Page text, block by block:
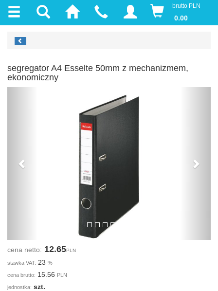
brutto PLN
0.00
segregator A4 Esselte 50mm z mechanizmem,
ekonomiczny
cena netto: 12.65PLN
stawka VAT: 23 %
cena brutto: 15.56 PLN
jednostka: szt.